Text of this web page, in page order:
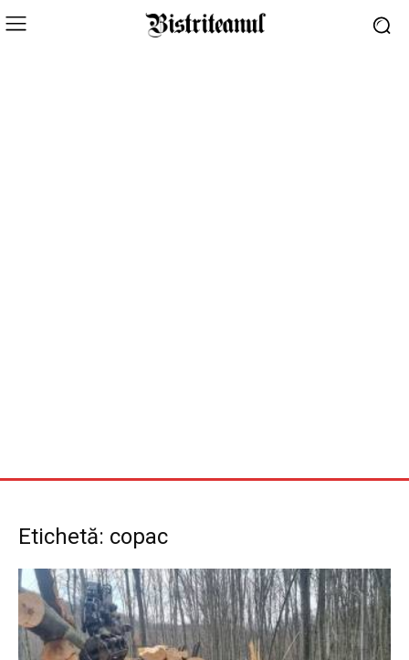
Etichetă: copac